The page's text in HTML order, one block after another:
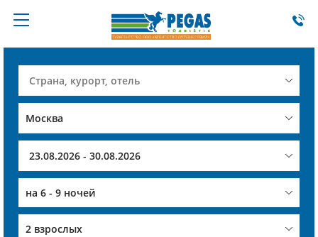
на 6 - 9 ночей
2 взрослых